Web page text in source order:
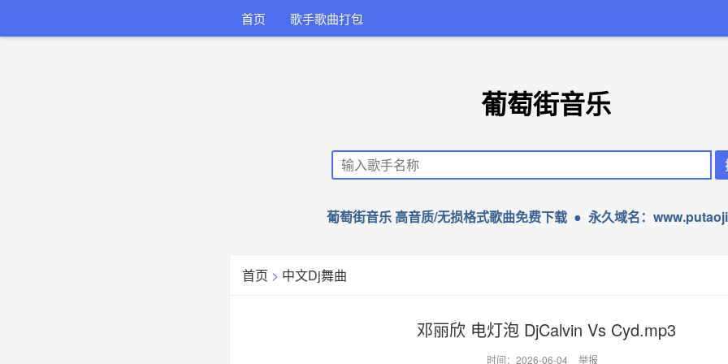
首页 歌手歌曲打包
葡萄街音乐
葡萄街音乐 高音质/无损格式歌曲免费下载 ● 永久域名：
首页 > 中文Dj舞曲
邓丽欣 电灯泡 DjCalvin Vs Cyd.mp3
时间：2026-06-04 举报